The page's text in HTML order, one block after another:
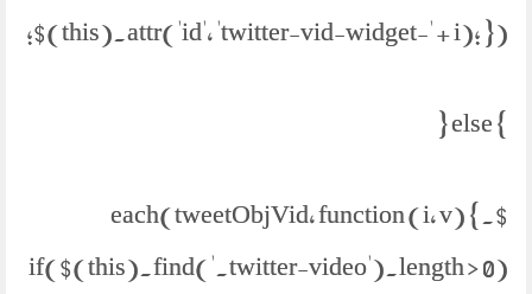
$(this).attr('id', 'twitter-vid-widget-' + i); });
} else {
$.each(tweetObjVid, function (i, v) {
if($(this).find('.twitter-video').length > 0)